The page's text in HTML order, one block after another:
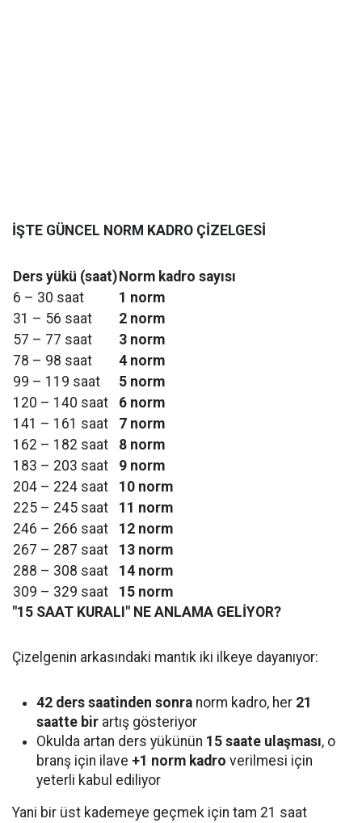
İŞTE GÜNCEL NORM KADRO ÇİZELGESİ
Ders yükü (saat) Norm kadro sayısı
6 – 30 saat
1 norm
31 – 56 saat
2 norm
57 – 77 saat
3 norm
78 – 98 saat
4 norm
99 – 119 saat
5 norm
120 – 140 saat
6 norm
141 – 161 saat
7 norm
162 – 182 saat
8 norm
183 – 203 saat
9 norm
204 – 224 saat
10 norm
225 – 245 saat
11 norm
246 – 266 saat
12 norm
267 – 287 saat
13 norm
288 – 308 saat
14 norm
309 – 329 saat
15 norm
"15 SAAT KURALI" NE ANLAMA GELİYOR?
Çizelgenin arkasındaki mantık iki ilkeye dayanıyor:
42 ders saatinden sonra norm kadro, her 21
saatte bir artış gösteriyor
Okulda artan ders yükünün 15 saate ulaşması, o
branş için ilave +1 norm kadro verilmesi için
yeterli kabul ediliyor
Yani bir üst kademeye geçmek için tam 21 saat